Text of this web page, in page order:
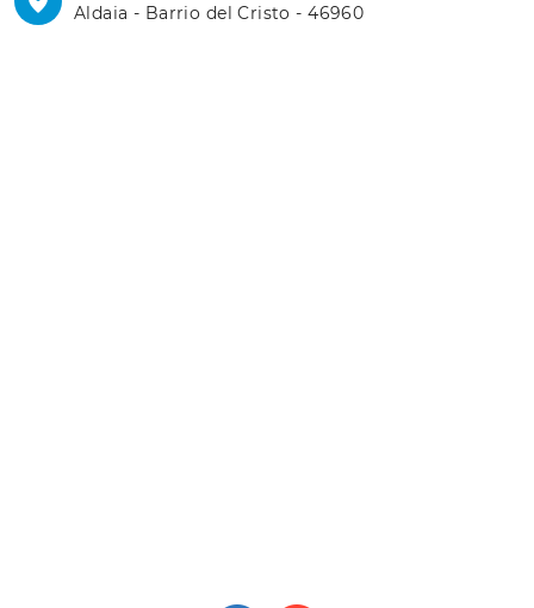
Aldaia - Barrio del Cristo - 46960